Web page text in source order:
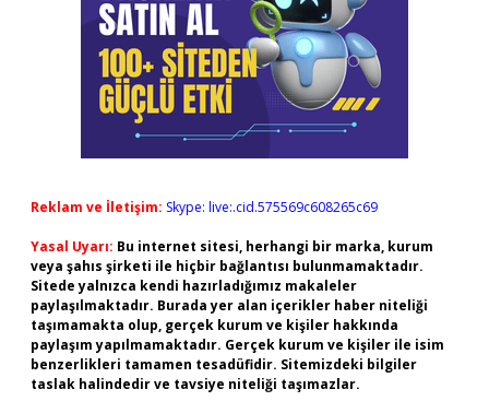
Reklam ve İletişim: Skype: live:.cid.575569c608265c69
Yasal Uyarı: Bu internet sitesi, herhangi bir marka, kurum
veya şahıs şirketi ile hiçbir bağlantısı bulunmamaktadır.
Sitede yalnızca kendi hazırladığımız makaleler
paylaşılmaktadır. Burada yer alan içerikler haber niteliği
taşımamakta olup, gerçek kurum ve kişiler hakkında
paylaşım yapılmamaktadır. Gerçek kurum ve kişiler ile isim
benzerlikleri tamamen tesadüfidir. Sitemizdeki bilgiler
taslak halindedir ve tavsiye niteliği taşımazlar.